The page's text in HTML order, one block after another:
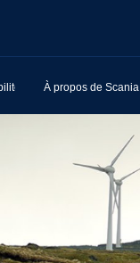
À propos de Scania